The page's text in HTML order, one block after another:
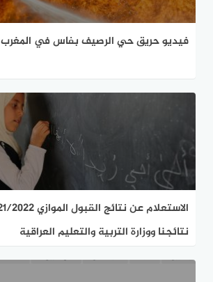
فيديو حريق حي الرصيف بفاس في المغرب YouTube
نتائجنا ووزارة التربية والتعليم العراقية